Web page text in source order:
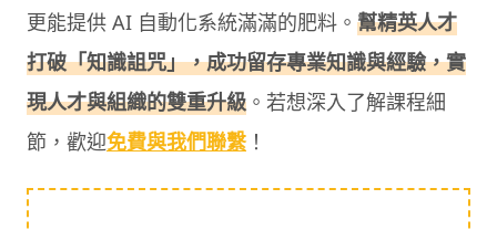
更能提供 AI 自動化系統滿滿的肥料。 幫精英人才
打破「知識詛咒」，成功留存專業知識與經驗，實
現人才與組織的雙重升級 。若想深入了解課程細
節，歡迎免費與我們聯繫！